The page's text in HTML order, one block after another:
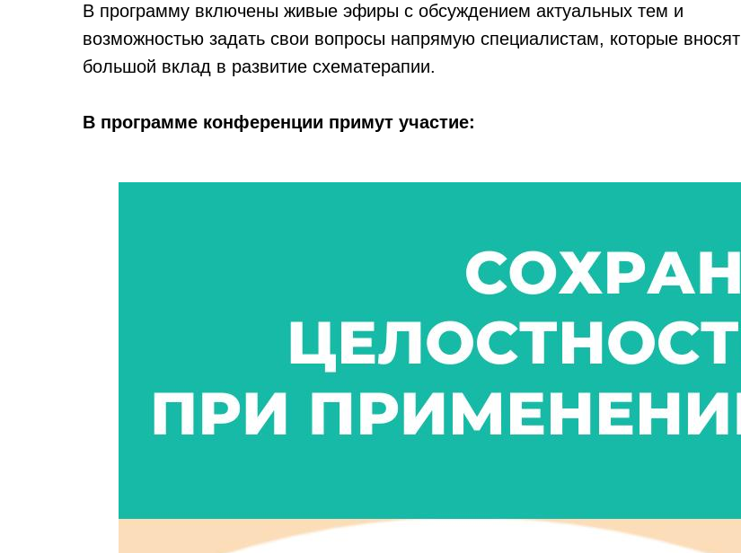
В программу включены живые эфиры с обсуждением актуальных тем и
возможностью задать свои вопросы напрямую специалистам, которые вносят
большой вклад в развитие схематерапии.
В программе конференции примут участие: